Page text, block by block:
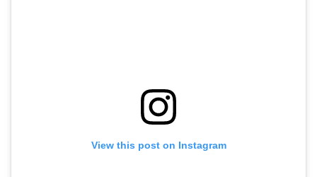
View this post on Instagram